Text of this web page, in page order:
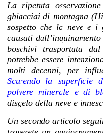
La ripetuta
ghiacciai di montagna
sospetto che la neve e i
causati
boschivi trasportata
potrebbe essere
molti decenni, per
Scurendo la superficie
polvere minerale e di
disgelo della neve e
Un secondo articolo